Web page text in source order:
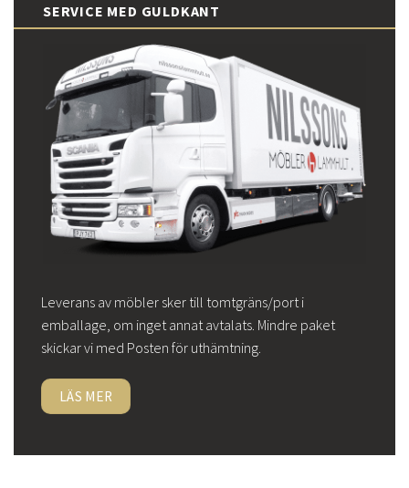
SERVICE MED GULDKANT
Leverans av möbler sker till tomtgräns/port i
emballage, om inget annat avtalats. Mindre paket
skickar vi med Posten för uthämtning.
LÄS MER